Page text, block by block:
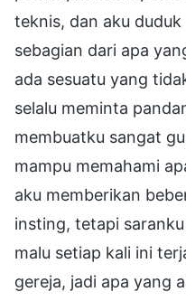
teknis, dan aku
sebagian dari apa
ada sesuatu yang
selalu meminta
membuatku sangat
mampu memahami
aku memberikan
insting, tetapi
malu setiap kali ini
gereja, jadi apa yang